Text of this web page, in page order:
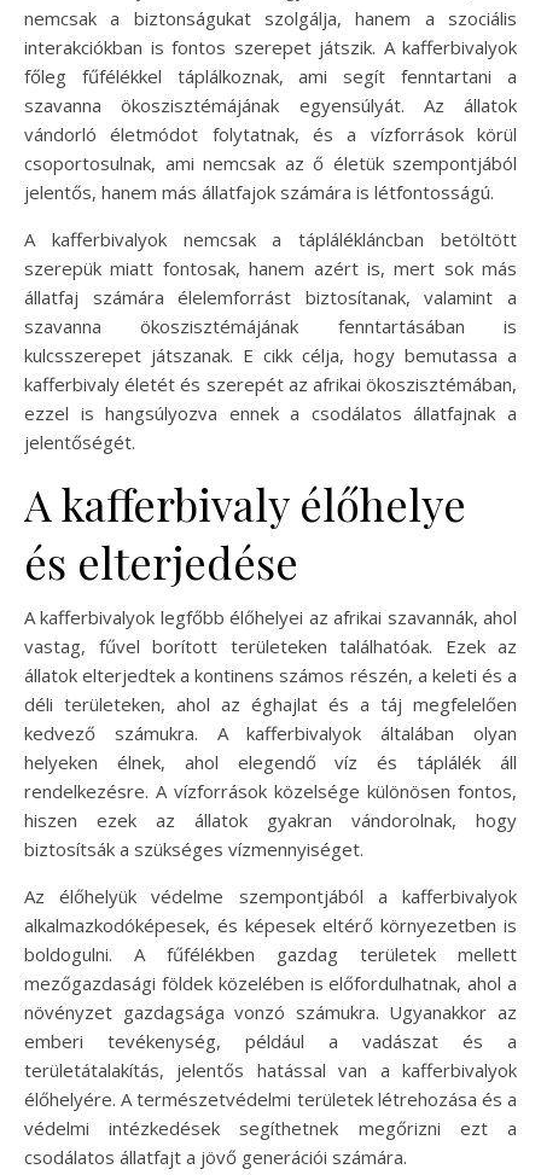
nemcsak a biztonságukat szolgálja, hanem a szociális
interakciókban is fontos szerepet játszik. A kafferbivalyok
főleg fűfélékkel táplálkoznak, ami segít fenntartani a
szavanna ökoszisztémájának egyensúlyát. Az állatok
vándorló életmódot folytatnak, és a vízforrások körül
csoportosulnak, ami nemcsak az ő életük szempontjából
jelentős, hanem más állatfajok számára is létfontosságú.
A kafferbivalyok nemcsak a táplálékláncban betöltött
szerepük miatt fontosak, hanem azért is, mert sok más
állatfaj számára élelemforrást biztosítanak, valamint a
szavanna ökoszisztémájának fenntartásában is
kulcsszerepet játszanak. E cikk célja, hogy bemutassa a
kafferbivaly életét és szerepét az afrikai ökoszisztémában,
ezzel is hangsúlyozva ennek a csodálatos állatfajnak a
jelentőségét.
A kafferbivaly élőhelye
és elterjedése
A kafferbivalyok legfőbb élőhelyei az afrikai szavannák, ahol
vastag, fűvel borított területeken találhatóak. Ezek az
állatok elterjedtek a kontinens számos részén, a keleti és a
déli területeken, ahol az éghajlat és a táj megfelelően
kedvező számukra. A kafferbivalyok általában olyan
helyeken élnek, ahol elegendő víz és táplálék áll
rendelkezésre. A vízforrások közelsége különösen fontos,
hiszen ezek az állatok gyakran vándorolnak, hogy
biztosítsák a szükséges vízmennyiséget.
Az élőhelyük védelme szempontjából a kafferbivalyok
alkalmazkodóképesek, és képesek eltérő környezetben is
boldogulni. A fűfélékben gazdag területek mellett
mezőgazdasági földek közelében is előfordulhatnak, ahol a
növényzet gazdagsága vonzó számukra. Ugyanakkor az
emberi tevékenység, például a vadászat és a
területátalakítás, jelentős hatással van a kafferbivalyok
élőhelyére. A természetvédelmi területek létrehozása és a
védelmi intézkedések segíthetnek megőrizni ezt a
csodálatos állatfajt a jövő generációi számára.